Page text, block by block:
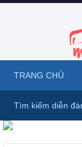
TRANG CHỦ
Tìm kiếm diễn